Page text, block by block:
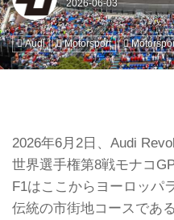
Audi Motorsport
2026年6月2日、Audi
世界選手権第8戦モナコ
F1はここからヨーロッパ
伝統の市街地コースであ